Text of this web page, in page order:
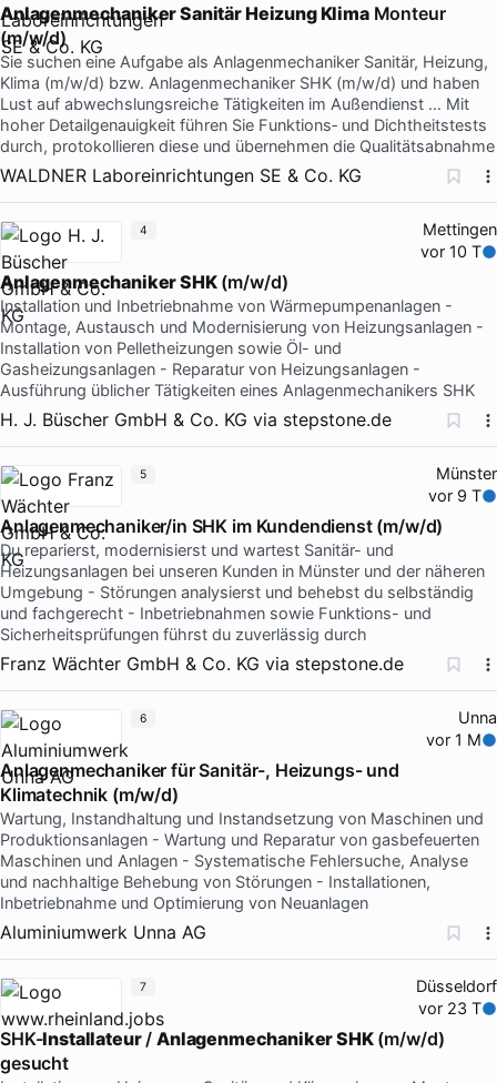
Anlagenmechaniker Sanitär Heizung KlimaMonteur
(m/w/d)
Sie suchen eine Aufgabe als Anlagenmechaniker Sanitär, Heizung,
Klima (m/w/d) bzw. Anlagenmechaniker SHK (m/w/d) und haben
Lust auf abwechslungsreiche Tätigkeiten im Außendienst … Mit
hoher Detailgenauigkeit führen Sie Funktions‑ und Dichtheitstests
durch, protokollieren diese und übernehmen die Qualitätsabnahme
WALDNER Laboreinrichtungen SE & Co. KG
Mettingen
vor 10 T
Anlagenmechaniker SHK(m/w/d)
Installation und Inbetriebnahme von Wärmepumpenanlagen -
Montage, Austausch und Modernisierung von Heizungsanlagen -
Installation von Pelletheizungen sowie Öl- und
Gasheizungsanlagen - Reparatur von Heizungsanlagen -
Ausführung üblicher Tätigkeiten eines Anlagenmechanikers SHK
H. J. Büscher GmbH & Co. KG via stepstone.de
4
Münster
vor 9 T
Anlagenmechaniker/in SHK im Kundendienst (m/w/d)
Du reparierst, modernisierst und wartest Sanitär- und
Heizungsanlagen bei unseren Kunden in Münster und der näheren
Umgebung - Störungen analysierst und behebst du selbständig
und fachgerecht - Inbetriebnahmen sowie Funktions- und
Sicherheitsprüfungen führst du zuverlässig durch
Franz Wächter GmbH & Co. KG via stepstone.de
5
Unna
vor 1 M
Anlagenmechaniker für Sanitär-, Heizungs- und
Klimatechnik (m/w/d)
Wartung, Instandhaltung und Instandsetzung von Maschinen und
Produktionsanlagen - Wartung und Reparatur von gasbefeuerten
Maschinen und Anlagen - Systematische Fehlersuche, Analyse
und nachhaltige Behebung von Störungen - Installationen,
Inbetriebnahme und Optimierung von Neuanlagen
Aluminiumwerk Unna AG
6
Düsseldorf
vor 23 T
SHK-Installateur/ Anlagenmechaniker SHK(m/w/d)
gesucht
7